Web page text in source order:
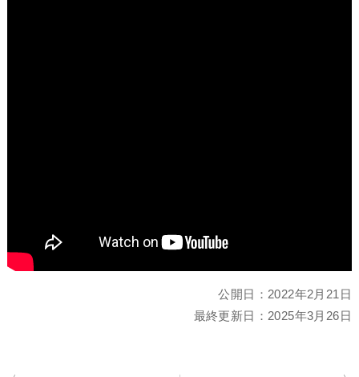
公開日： 2022年2月21日
最終更新日： 2025年3月26日